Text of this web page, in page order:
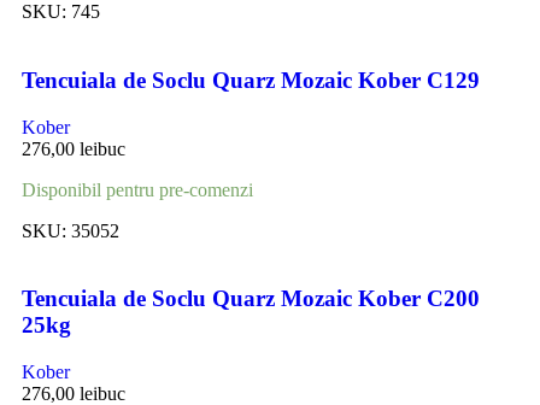
SKU: 745
Tencuiala de Soclu Quarz Mozaic Kober C129
Kober
276,00 leibuc
Disponibil pentru pre-comenzi
SKU: 35052
Tencuiala de Soclu Quarz Mozaic Kober C200
25kg
Kober
276,00 leibuc